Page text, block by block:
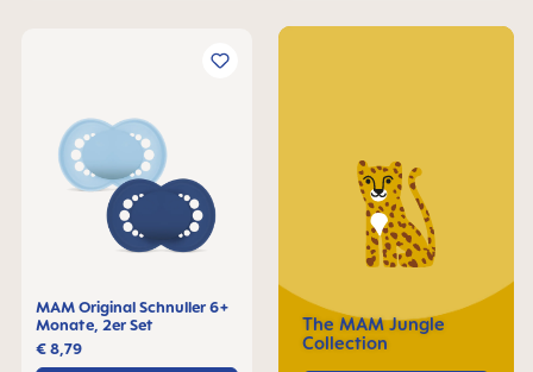
The MAM Jungle
Collection
MAM Original Schnuller 6+
Monate, 2er Set
€ 8,79